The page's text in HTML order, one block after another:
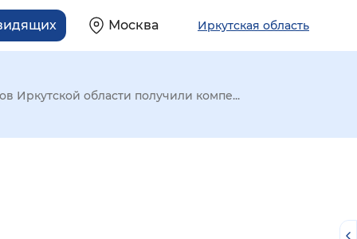
Москва Иркутская область
Иркутской области получили компе...